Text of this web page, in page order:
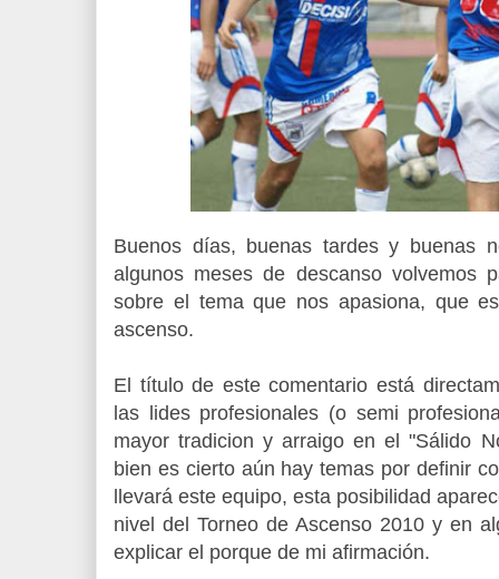
Buenos días, buenas tardes y buenas
algunos meses de descanso volvemos
sobre el tema que nos apasiona, que
ascenso.
El título de este comentario está
las lides profesionales (o semi
mayor tradicion y arraigo en el "Sálido
bien es cierto aún hay temas por definir
llevará este equipo, esta posibilidad
nivel del Torneo de Ascenso 2010 y en
explicar el porque de mi afirmación.